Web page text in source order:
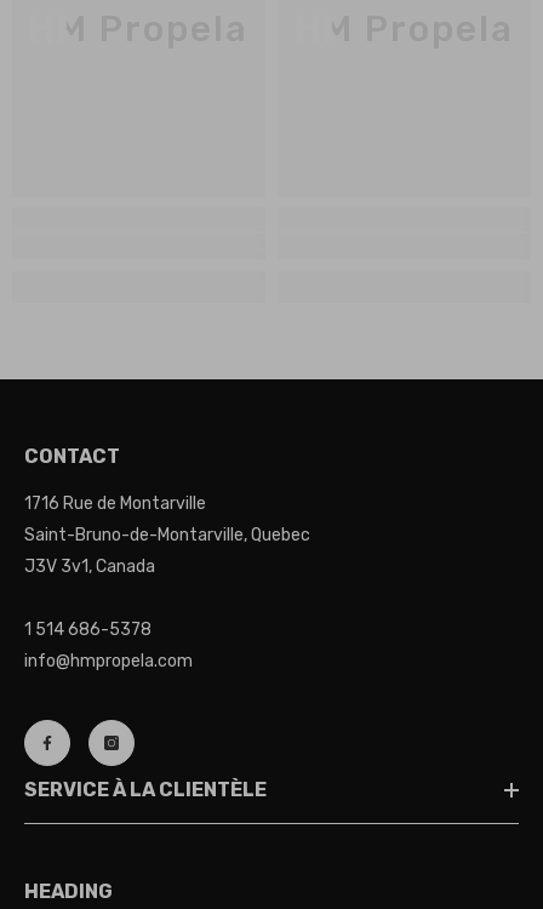
CONTACT
1716 Rue de Montarville
Saint-Bruno-de-Montarville, Quebec
J3V 3v1, Canada
1 514 686-5378
info@hmpropela.com
SERVICE À LA CLIENTÈLE
HEADING